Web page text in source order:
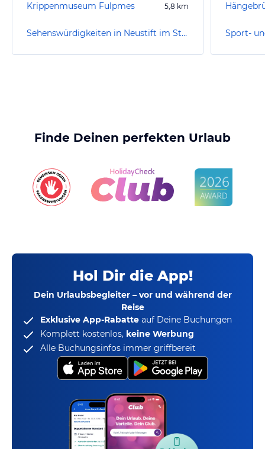
Krippenmuseum Fulpmes 5,8 km
Sehenswürdigkeiten in Neustift im Stubaital
Finde Deinen perfekten Urlaub
Hol Dir die App!
Dein Urlaubsbegleiter – vor und während der
Reise
Exklusive App-Rabatte auf Deine Buchungen
Komplett kostenlos, keine Werbung
Alle Buchungsinfos immer griffbereit